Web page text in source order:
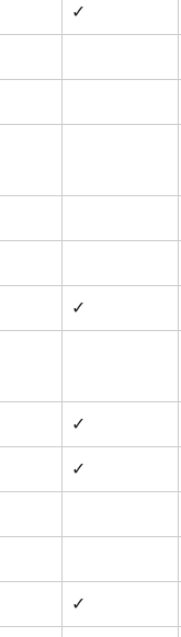
✓
✓
✓
✓
✓